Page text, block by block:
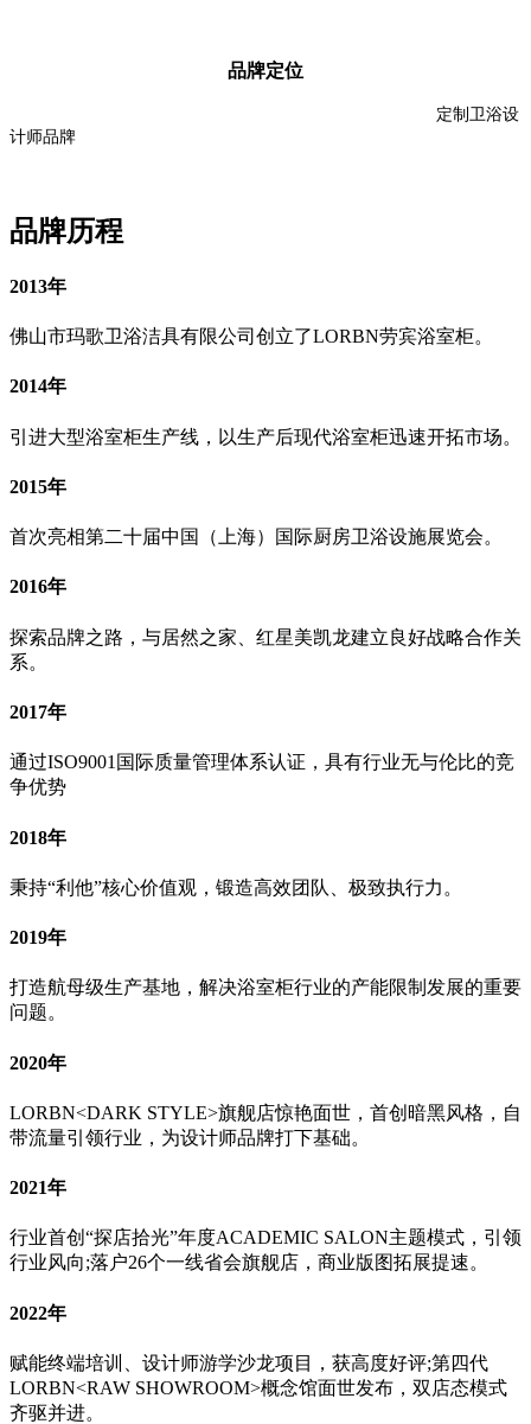
品牌定位
定制卫浴设
计师品牌
品牌历程
2013年
佛山市玛歌卫浴洁具有限公司创立了LORBN劳宾浴室柜。
2014年
引进大型浴室柜生产线，以生产后现代浴室柜迅速开拓市场。
2015年
首次亮相第二十届中国（上海）国际厨房卫浴设施展览会。
2016年
探索品牌之路，与居然之家、红星美凯龙建立良好战略合作关
系。
2017年
通过ISO9001国际质量管理体系认证，具有行业无与伦比的竞
争优势
2018年
秉持“利他”核心价值观，锻造高效团队、极致执行力。
2019年
打造航母级生产基地，解决浴室柜行业的产能限制发展的重要
问题。
2020年
LORBN<DARK STYLE>旗舰店惊艳面世，首创暗黑风格，自
带流量引领行业，为设计师品牌打下基础。
2021年
行业首创“探店拾光”年度ACADEMIC SALON主题模式，引领
行业风向;落户26个一线省会旗舰店，商业版图拓展提速。
2022年
赋能终端培训、设计师游学沙龙项目，获高度好评;第四代
LORBN<RAW SHOWROOM>概念馆面世发布，双店态模式
齐驱并进。